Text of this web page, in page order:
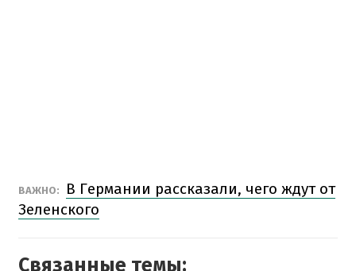
ВАЖНО:
В Германии рассказали, чего ждут от
Зеленского
Связанные темы: